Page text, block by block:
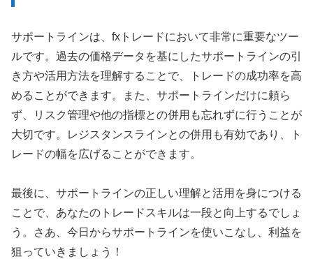
サポートラインは、fxトレードにおいて非常に重要なツー
ルです。過去の価格データを基にしたサポートラインの引
き方や活用方法を理解することで、トレードの成功率を高
めることができます。また、サポートラインだけに頼ら
ず、リスク管理や他の指標との併用も忘れずに行うことが
大切です。レジスタンスラインとの併用も有効であり、ト
レードの幅を広げることができます。
最後に、サポートラインの正しい理解と活用を身につける
ことで、あなたのトレードスキルは一段と向上するでしょ
う。さあ、今日からサポートラインを使いこなし、利益を
狙っていきましょう！